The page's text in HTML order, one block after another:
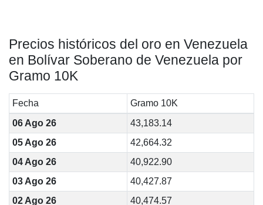
Precios históricos del oro en Venezuela
en Bolívar Soberano de Venezuela por
Gramo 10K
Fecha
Gramo 10K
06 Ago 26
43,183.14
05 Ago 26
42,664.32
04 Ago 26
40,922.90
03 Ago 26
40,427.87
02 Ago 26
40,474.57